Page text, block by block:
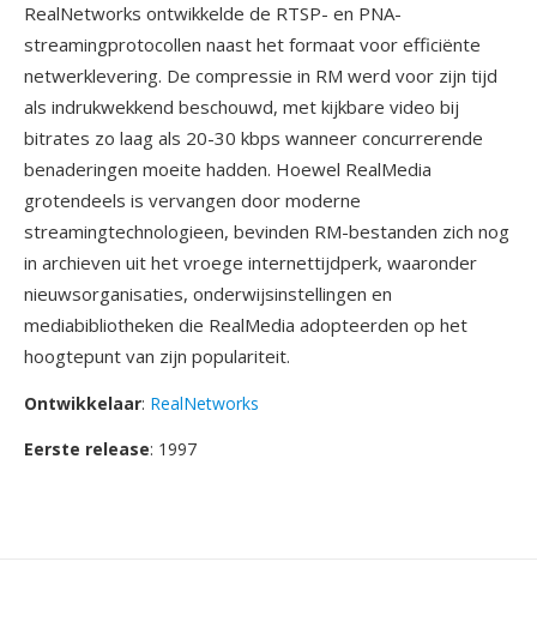
RealNetworks ontwikkelde de RTSP- en PNA-
streamingprotocollen naast het formaat voor efficiënte
netwerklevering. De compressie in RM werd voor zijn tijd
als indrukwekkend beschouwd, met kijkbare video bij
bitrates zo laag als 20-30 kbps wanneer concurrerende
benaderingen moeite hadden. Hoewel RealMedia
grotendeels is vervangen door moderne
streamingtechnologieen, bevinden RM-bestanden zich nog
in archieven uit het vroege internettijdperk, waaronder
nieuwsorganisaties, onderwijsinstellingen en
mediabibliotheken die RealMedia adopteerden op het
hoogtepunt van zijn populariteit.
Ontwikkelaar: RealNetworks
Eerste release: 1997